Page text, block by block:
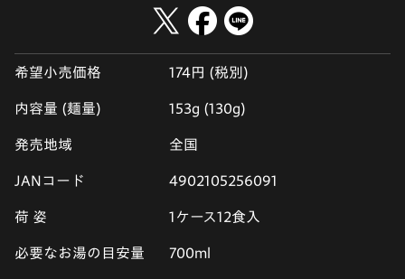
希望小売価格 174円 (税別)
内容量 (麺量) 153g (130g)
発売地域 全国
JANコード 4902105256091
荷 姿 1ケース12食入
必要なお湯の目安量 700ml